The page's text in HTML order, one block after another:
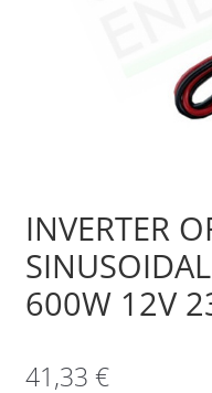
INVERTER
600W 12V
41,33 €